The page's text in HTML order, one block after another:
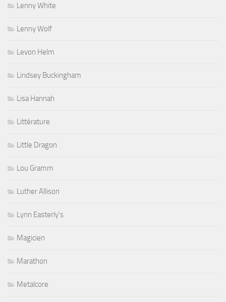
Lenny White
Lenny Wolf
Levon Helm
Lindsey Buckingham
Lisa Hannah
Littérature
Little Dragon
Lou Gramm
Luther Allison
Lynn Easterly's
Magicien
Marathon
Metalcore